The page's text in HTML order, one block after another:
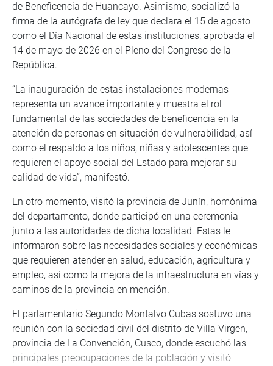
de Beneficencia de Huancayo. Asimismo, socializó la
firma de la autógrafa de ley que declara el 15 de agosto
como el Día Nacional de estas instituciones, aprobada el
14 de mayo de 2026 en el Pleno del Congreso de la
República.
“La inauguración de estas instalaciones modernas
representa un avance importante y muestra el rol
fundamental de las sociedades de beneficencia en la
atención de personas en situación de vulnerabilidad, así
como el respaldo a los niños, niñas y adolescentes que
requieren el apoyo social del Estado para mejorar su
calidad de vida”, manifestó.
En otro momento, visitó la provincia de Junín, homónima
del departamento, donde participó en una ceremonia
junto a las autoridades de dicha localidad. Estas le
informaron sobre las necesidades sociales y económicas
que requieren atender en salud, educación, agricultura y
empleo, así como la mejora de la infraestructura en vías y
caminos de la provincia en mención.
El parlamentario Segundo Montalvo Cubas sostuvo una
reunión con la sociedad civil del distrito de Villa Virgen,
provincia de La Convención, Cusco, donde escuchó las
principales preocupaciones de la población y visitó